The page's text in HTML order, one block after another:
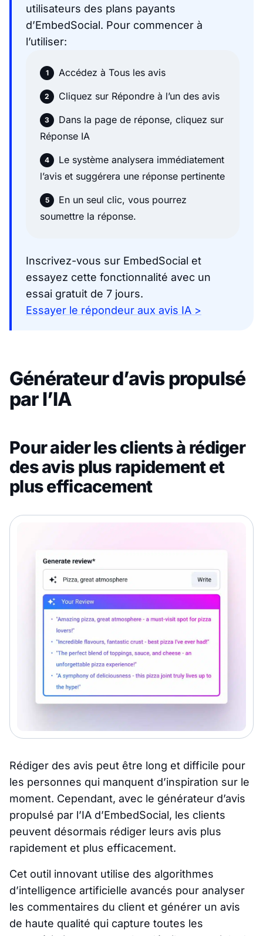
utilisateurs des plans payants
d’EmbedSocial. Pour commencer à
l’utiliser:
Accédez à Tous les avis
Cliquez sur Répondre à l’un des avis
Dans la page de réponse, cliquez sur
Réponse IA
Le système analysera immédiatement
l’avis et suggérera une réponse pertinente
En un seul clic, vous pourrez
soumettre la réponse.
Inscrivez-vous sur EmbedSocial et
essayez cette fonctionnalité avec un
essai gratuit de 7 jours.
Essayer le répondeur aux avis IA >
Générateur d’avis propulsé
par l’IA
Pour aider les clients à rédiger
des avis plus rapidement et
plus efficacement
Rédiger des avis peut être long et difficile pour
les personnes qui manquent d’inspiration sur le
moment. Cependant, avec le générateur d’avis
propulsé par l’IA d’EmbedSocial, les clients
peuvent désormais rédiger leurs avis plus
rapidement et plus efficacement.
Cet outil innovant utilise des algorithmes
d’intelligence artificielle avancés pour analyser
les commentaires du client et générer un avis
de haute qualité qui capture toutes les